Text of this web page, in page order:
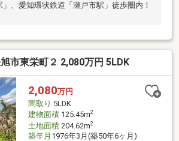
、愛知環状鉄道「瀬戸市駅」徒歩圏内！
市東栄町２ 2,080万円 5LDK
2,080万円
間取り 5LDK
建物面積125.45m2
土地面積204.62m2
築年月 1976年3月(築50年6ヶ月)